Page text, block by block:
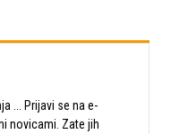
... Prijavi se na e-
novicami. Zate jih